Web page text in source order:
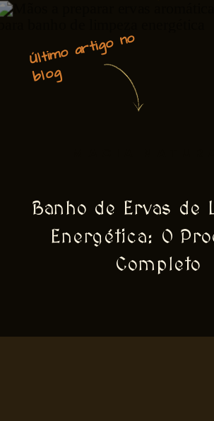
Banho de Ervas de
Energética: O
Completo
Últi
m
o a
rti
g
o n
o
bl
o
g